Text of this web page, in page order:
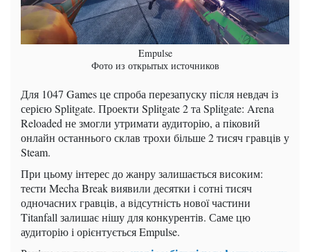
Empulse
Фото из открытых источников
Для 1047 Games це спроба перезапуску після невдач із
серією Splitgate. Проекти Splitgate 2 та Splitgate: Arena
Reloaded не змогли утримати аудиторію, а піковий
онлайн останнього склав трохи більше 2 тисяч гравців у
Steam.
При цьому інтерес до жанру залишається високим:
тести Mecha Break виявили десятки і сотні тисяч
одночасних гравців, а відсутність нової частини
Titanfall залишає нішу для конкурентів. Саме цю
аудиторію і орієнтується Empulse.